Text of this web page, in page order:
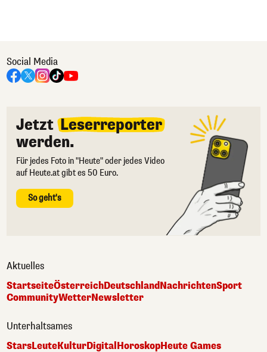
Social Media
Jetzt Leserreporter
werden.
Für jedes Foto in "Heute" oder jedes Video
auf Heute.at gibt es 50 Euro.
So geht's
Aktuelles
StartseiteÖsterreichDeutschlandNachrichtenSport
CommunityWetterNewsletter
Unterhaltsames
StarsLeuteKulturDigital HoroskopHeute Games